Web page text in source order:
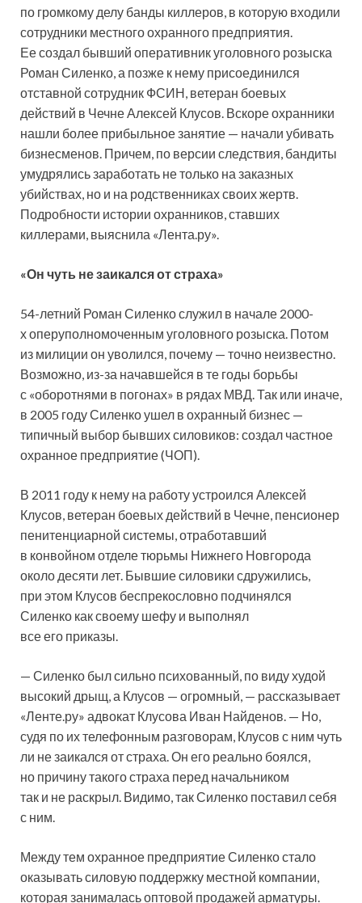
по громкому делу банды киллеров, в которую входили
сотрудники местного охранного предприятия.
Ее создал бывший оперативник уголовного розыска
Роман Силенко, а позже к нему присоединился
отставной сотрудник ФСИН, ветеран боевых
действий в Чечне Алексей Клусов. Вскоре охранники
нашли более прибыльное занятие — начали убивать
бизнесменов. Причем, по версии следствия, бандиты
умудрялись заработать не только на заказных
убийствах, но и на родственниках своих жертв.
Подробности истории охранников, ставших
киллерами, выяснила «Лента.ру».
«Он чуть не заикался от страха»
54-летний Роман Силенко служил в начале 2000-
х оперуполномоченным уголовного розыска. Потом
из милиции он уволился, почему — точно неизвестно.
Возможно, из-за начавшейся в те годы борьбы
с «оборотнями в погонах» в рядах МВД. Так или иначе,
в 2005 году Силенко ушел в охранный бизнес —
типичный выбор бывших силовиков: создал частное
охранное предприятие (ЧОП).
В 2011 году к нему на работу устроился Алексей
Клусов, ветеран боевых действий в Чечне, пенсионер
пенитенциарной системы, отработавший
в конвойном отделе тюрьмы Нижнего Новгорода
около десяти лет. Бывшие силовики сдружились,
при этом Клусов беспрекословно подчинялся
Силенко как своему шефу и выполнял
все его приказы.
— Силенко был сильно психованный, по виду худой
высокий дрыщ, а Клусов — огромный, — рассказывает
«Ленте.ру» адвокат Клусова Иван Найденов. — Но,
судя по их телефонным разговорам, Клусов с ним чуть
ли не заикался от страха. Он его реально боялся,
но причину такого страха перед начальником
так и не раскрыл. Видимо, так Силенко поставил себя
с ним.
Между тем охранное предприятие Силенко стало
оказывать силовую поддержку местной компании,
которая занималась оптовой продажей арматуры.